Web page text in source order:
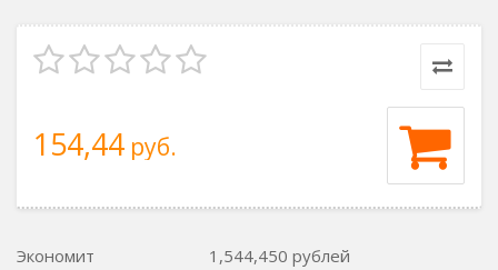
154,44 руб.
Экономит
1,544,450 рублей